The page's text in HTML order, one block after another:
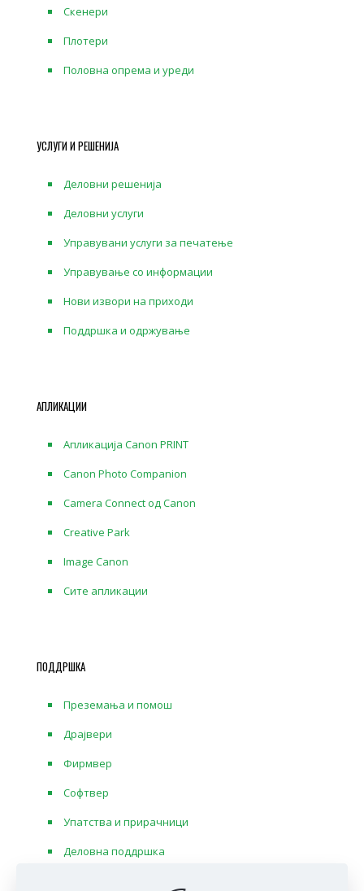
Скенери
Плотери
Половна опрема и уреди
УСЛУГИ И РЕШЕНИЈА
Деловни решенија
Деловни услуги
Управувани услуги за печатење
Управување со информации
Нови извори на приходи
Поддршка и одржување
АПЛИКАЦИИ
Апликација Canon PRINT
Canon Photo Companion
Camera Connect од Canon
Creative Park
Image Canon
Сите апликации
ПОДДРШКА
Преземања и помош
Драјвери
Фирмвер
Софтвер
Упатства и прирачници
Деловна поддршка